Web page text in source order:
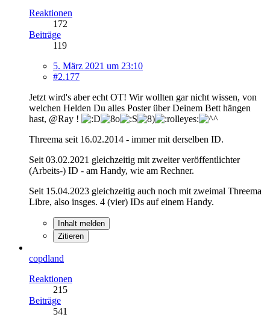
Reaktionen
172
Beiträge
119
5. März 2021 um 23:10
#2.177
Jetzt wird's aber echt OT! Wir wollten gar nicht wissen, von
welchen Helden Du alles Poster über Deinem Bett hängen
hast, @Ray !
Threema seit 16.02.2014 - immer mit derselben ID.
Seit 03.02.2021 gleichzeitig mit zweiter veröffentlichter
(Arbeits-) ID - am Handy, wie am Rechner.
Seit 15.04.2023 gleichzeitig auch noch mit zweimal Threema
Libre, also insges. 4 (vier) IDs auf einem Handy.
Inhalt melden
Zitieren
copdland
Reaktionen
215
Beiträge
541